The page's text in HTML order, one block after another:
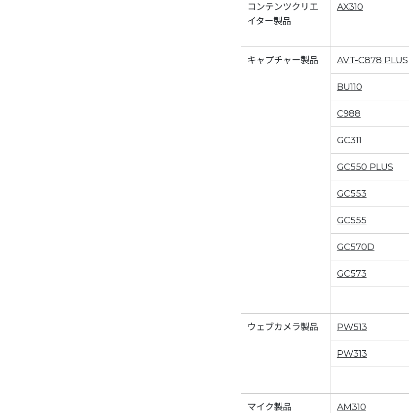
コンテンツクリエ
イター製品
AX310
キャプチャー製品 AVT-C878 PLUS
BU110
C988
GC311
GC550 PLUS
GC553
GC555
GC570D
GC573
ウェブカメラ製品 PW513
PW313
マイク製品 AM310